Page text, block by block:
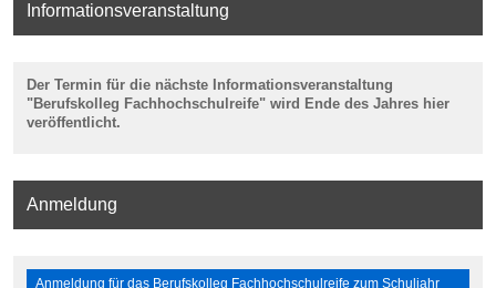
Informationsveranstaltung
Der Termin für die nächste Informationsveranstaltung
"Berufskolleg Fachhochschulreife" wird Ende des Jahres hier
veröffentlicht.
Anmeldung
Anmeldung für das Berufskolleg Fachhochschulreife zum Schuljahr